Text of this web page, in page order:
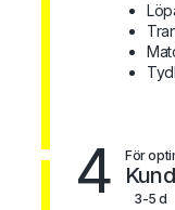
4 För
3-5 d